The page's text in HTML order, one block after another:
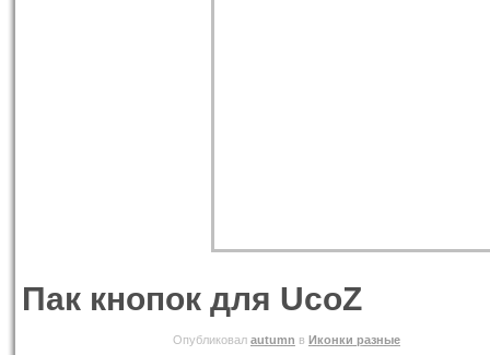
Пак кнопок для UcoZ
Опубликовал autumn в Иконки разные